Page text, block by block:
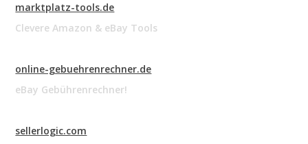
marktplatz-tools.de
Clevere Amazon & eBay Tools
online-gebuehrenrechner.de
eBay Gebührenrechner!
sellerlogic.com